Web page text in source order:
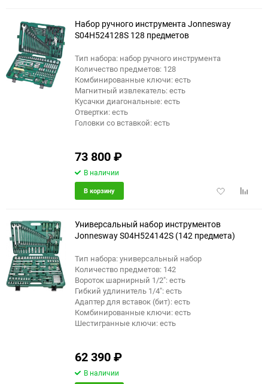
Набор ручного инструмента Jonnesway
S04H524128S 128 предметов
Тип набора: набор ручного инструмента
Количество предметов: 128
Комбинированные ключи: есть
Магнитный извлекатель: есть
Кусачки диагональные: есть
Отвертки: есть
Головки со вставкой: есть
73 800₽
В наличии
Добавить
В корзину
Универсальный набор инструментов
Jonnesway S04H524142S (142 предмета)
Тип набора: универсальный набор
Количество предметов: 142
Вороток шарнирный 1/2": есть
Гибкий удлинитель 1/4": есть
Адаптер для вставок (бит): есть
Комбинированные ключи: есть
Шестигранные ключи: есть
62 390₽
В наличии